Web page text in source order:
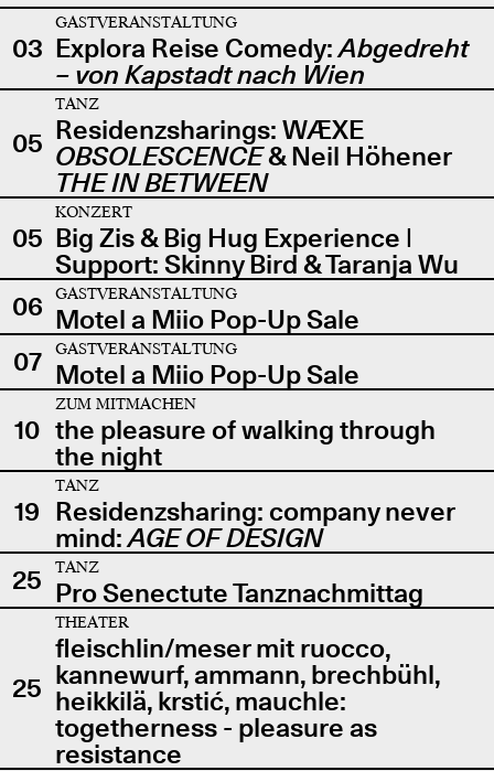
03
GASTVERANSTALTUNG
Explora Reise Comedy:Abgedreht
– von Kapstadt nach Wien
05
TANZ
Residenzsharings: WÆXE
OBSOLESCENCE& Neil Höhener
THE IN BETWEEN
05
KONZERT
Big Zis & Big Hug Experience |
Support: Skinny Bird & Taranja Wu
06
GASTVERANSTALTUNG
Motel a Miio Pop-Up Sale
07
GASTVERANSTALTUNG
Motel a Miio Pop-Up Sale
10
ZUM MITMACHEN
the pleasure of walking through
the night
19
TANZ
Residenzsharing: company never
mind:AGE OF DESIGN
25
TANZ
Pro Senectute Tanznachmittag
25
THEATER
fleischlin/meser mit ruocco,
kannewurf, ammann, brechbühl,
heikkilä, krstić, mauchle:
togetherness - pleasure as
resistance